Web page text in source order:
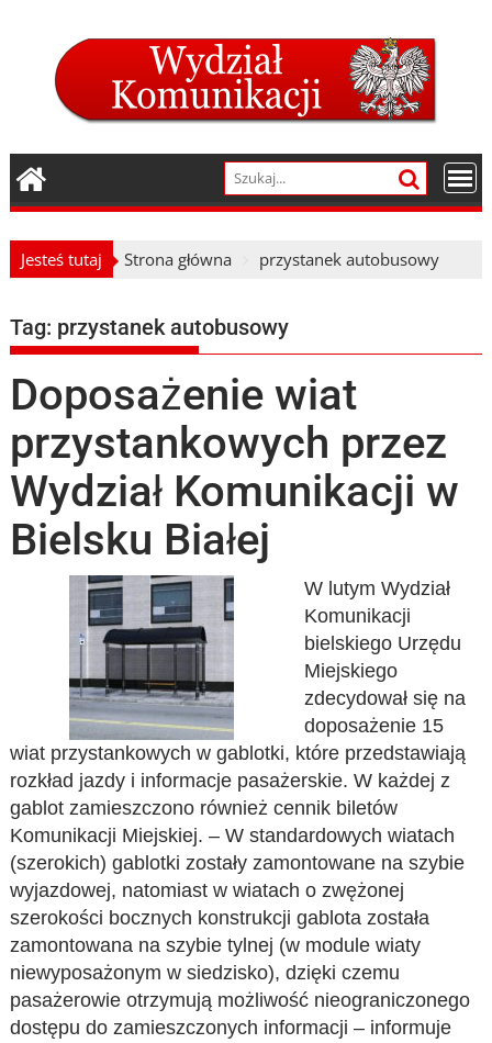
Jesteś tutaj Strona główna przystanek autobusowy
Tag: przystanek autobusowy
Doposażenie wiat
przystankowych przez
Wydział Komunikacji w
Bielsku Białej
W lutym Wydział
Komunikacji
bielskiego Urzędu
Miejskiego
zdecydował się na
doposażenie 15
wiat przystankowych w gablotki, które przedstawiają
rozkład jazdy i informacje pasażerskie. W każdej z
gablot zamieszczono również cennik biletów
Komunikacji Miejskiej. – W standardowych wiatach
(szerokich) gablotki zostały zamontowane na szybie
wyjazdowej, natomiast w wiatach o zwężonej
szerokości bocznych konstrukcji gablota została
zamontowana na szybie tylnej (w module wiaty
niewyposażonym w siedzisko), dzięki czemu
pasażerowie otrzymują możliwość nieograniczonego
dostępu do zamieszczonych informacji – informuje